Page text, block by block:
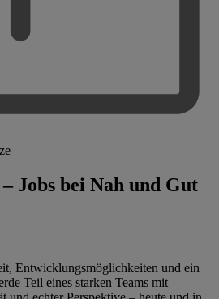
Jobs bei Nah und Gut
Entwicklungsmöglichkeiten und ein
Teil eines starken Teams mit